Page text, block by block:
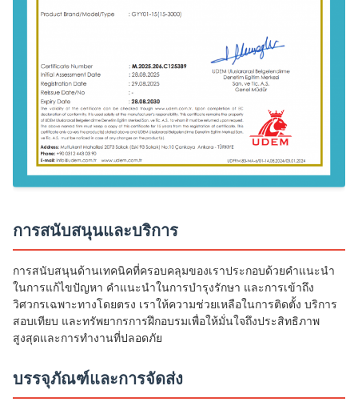
การสนับสนุนและบริการ
การสนับสนุนด้านเทคนิคที่ครอบคลุมของเราประกอบด้วยคำแนะนำ
ในการแก้ไขปัญหา คำแนะนำในการบำรุงรักษา และการเข้าถึง
วิศวกรเฉพาะทางโดยตรง เราให้ความช่วยเหลือในการติดตั้ง บริการ
สอบเทียบ และทรัพยากรการฝึกอบรมเพื่อให้มั่นใจถึงประสิทธิภาพ
สูงสุดและการทำงานที่ปลอดภัย
บรรจุภัณฑ์และการจัดส่ง